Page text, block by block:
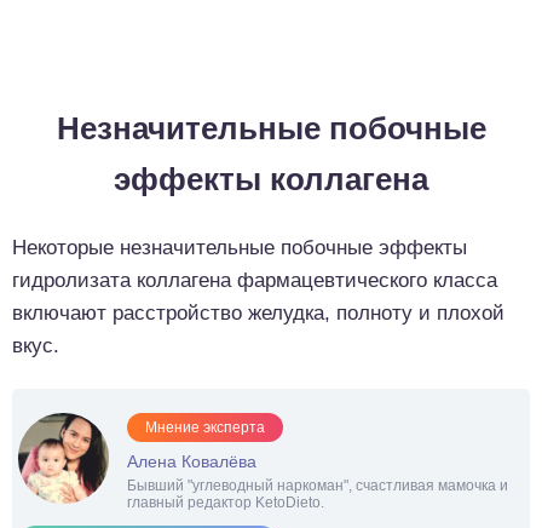
Незначительные побочные
эффекты коллагена
Некоторые незначительные побочные эффекты
гидролизата коллагена фармацевтического класса
включают расстройство желудка, полноту и плохой
вкус.
Мнение эксперта
Алена Ковалёва
Бывший "углеводный наркоман", счастливая мамочка и
главный редактор KetoDieto.